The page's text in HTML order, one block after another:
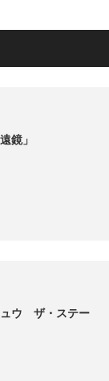
鏡」
ウ ザ・ステー